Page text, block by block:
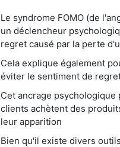
Le syndrome FOMO (de
un déclencheur
regret causé par la perte
Cela explique également
éviter le sentiment de
Cet ancrage psychologique
clients achètent des
leur apparition
Bien qu'il existe divers